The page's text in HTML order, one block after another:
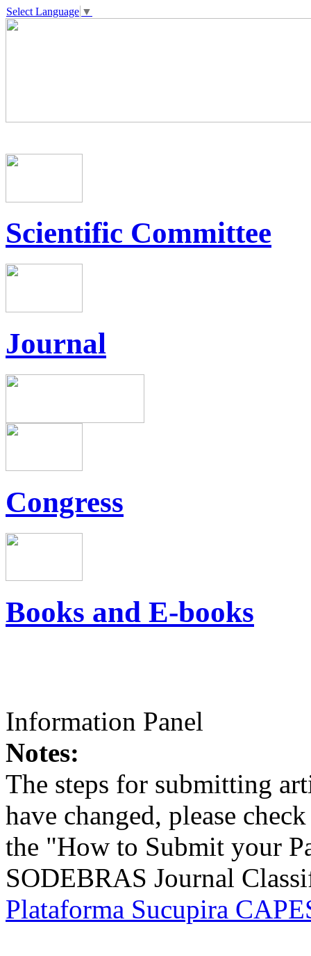
Select Language ▼
Scientific Committee
Journal
Congress
Books and E-books
Information Panel
Notes:
The steps for submitting
have changed, please
the "How to Submit your
SODEBRAS Journal
Plataforma Sucupira